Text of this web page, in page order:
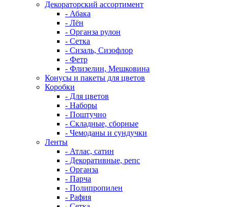
Декораторский ассортимент
- Абака
- Лён
- Органза рулон
- Сетка
- Сизаль, Сизофлор
- Фетр
- Флизелин, Мешковина
Конусы и пакеты для цветов
Коробки
- Для цветов
- Наборы
- Поштучно
- Складные, сборные
- Чемоданы и сундучки
Ленты
- Атлас, сатин
- Декоративные, репс
- Органза
- Парча
- Полипропилен
- Рафия